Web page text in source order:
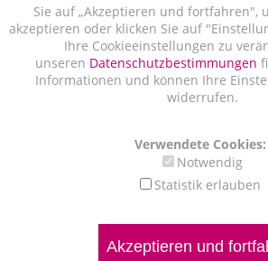
Sie auf „Akzeptieren und fortfahren",
akzeptieren oder klicken Sie auf
Ihre Cookieeinstellungen zu
unseren Datenschutzbestimmungen
Informationen und können Ihre
widerrufen.
Verwendete Cookies:
Notwendig
Statistik erlauben
Akzeptieren und